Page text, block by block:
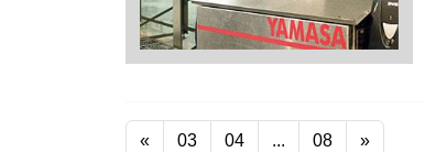
« 03 04 ... 08 »